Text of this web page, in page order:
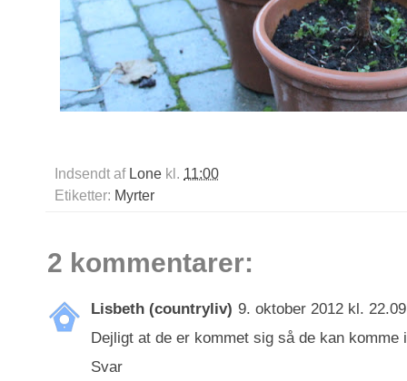
Indsendt af Lone kl. 11:00
Etiketter: Myrter
2 kommentarer:
Lisbeth (countryliv) 9. oktober 2012 kl. 22.09
Dejligt at de er kommet sig så de kan komme
Svar